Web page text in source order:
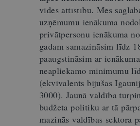
vides attīstību. Mēs
uzņēmumu ienākuma
privātpersonu ienākuma
gadam samazināsim līdz
paaugstināsim ar
neapliekamo minimumu
(ekvivalents bijušās
3000). Jaunā valdība
budžeta politiku ar tā
mazinās valdības sektora